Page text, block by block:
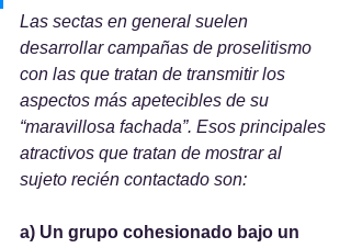
Las sectas en general suelen
desarrollar campañas de proselitismo
con las que tratan de transmitir los
aspectos más apetecibles de su
“maravillosa fachada”. Esos principales
atractivos que tratan de mostrar al
sujeto recién contactado son:
a) Un grupo cohesionado bajo un